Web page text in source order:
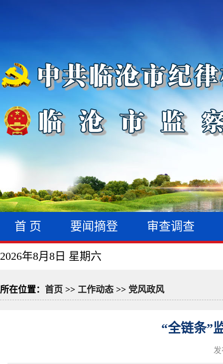
首 页 要闻摘登 审查调查
2026年8月8日 星期六
所在位置： 首页 >> 工作动态 >> 党风政风
“全链条”